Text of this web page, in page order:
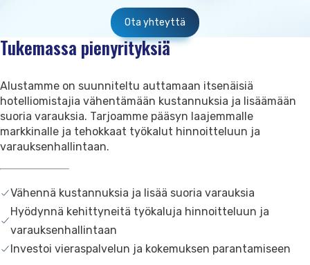
Ota yhteyttä
Tukemassa pienyrityksiä
Alustamme on suunniteltu auttamaan itsenäisiä
hotelliomistajia vähentämään kustannuksia ja lisäämään
suoria varauksia. Tarjoamme pääsyn laajemmalle
markkinalle ja tehokkaat työkalut hinnoitteluun ja
varauksenhallintaan.
Vähennä kustannuksia ja lisää suoria varauksia
Hyödynnä kehittyneitä työkaluja hinnoitteluun ja
varauksenhallintaan
Investoi vieraspalvelun ja kokemuksen parantamiseen